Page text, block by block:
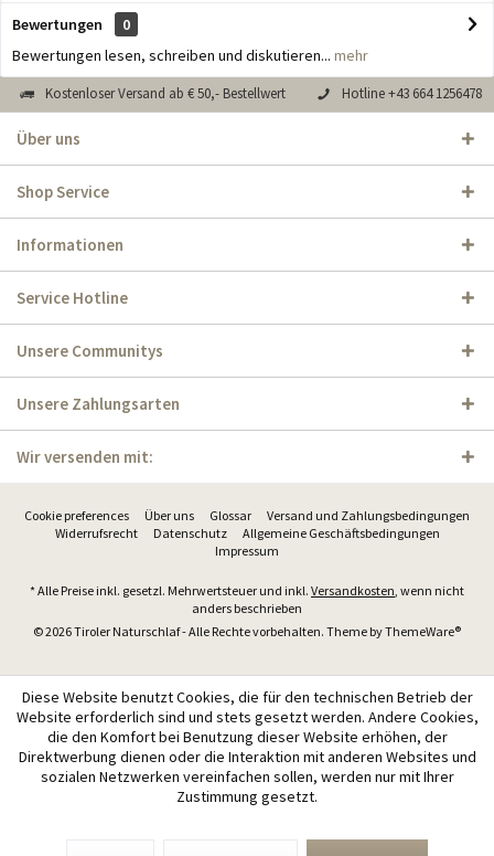
Bewertungen
0
Bewertungen lesen, schreiben und diskutieren... mehr
Kostenloser Versand ab € 50,- Bestellwert Hotline +43 664 1256478
Über uns
Shop Service
Informationen
Service Hotline
Unsere Communitys
Unsere Zahlungsarten
Wir versenden mit:
Cookie preferences Über uns Glossar
Versand und Zahlungsbedingungen
Widerrufsrecht
Datenschutz
Allgemeine Geschäftsbedingungen
Impressum
* Alle Preise inkl. gesetzl. Mehrwertsteuer und inkl. Versandkosten, wenn nicht
anders beschrieben
© 2026 Tiroler Naturschlaf - Alle Rechte vorbehalten. Theme byThemeWare®
Diese Website benutzt Cookies, die für den technischen Betrieb der
Website erforderlich sind und stets gesetzt werden. Andere Cookies,
die den Komfort bei Benutzung dieser Website erhöhen, der
Direktwerbung dienen oder die Interaktion mit anderen Websites und
sozialen Netzwerken vereinfachen sollen, werden nur mit Ihrer
Zustimmung gesetzt.